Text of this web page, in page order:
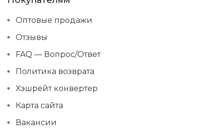
Оптовые продажи
Отзывы
FAQ — Вопрос/Ответ
Политика возврата
Хэшрейт конвертер
Карта сайта
Вакансии